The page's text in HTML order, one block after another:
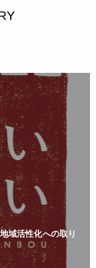
域活性化への取り